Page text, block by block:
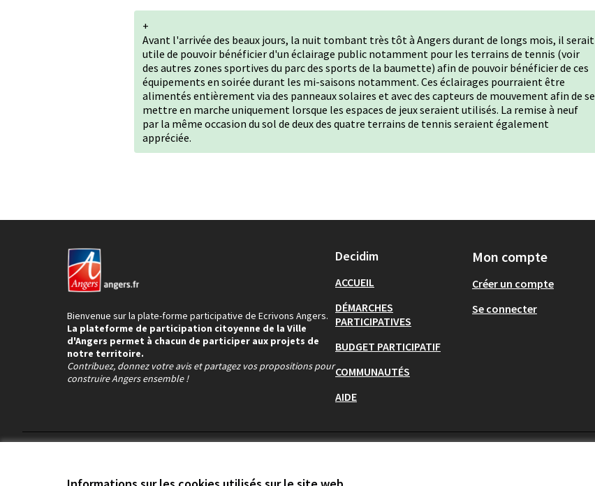
+
Avant l'arrivée des beaux jours, la nuit tombant très tôt à Angers durant de longs mois, il serait
utile de pouvoir bénéficier d'un éclairage public notamment pour les terrains de tennis (voir
des autres zones sportives du parc des sports de la baumette) afin de pouvoir bénéficier de ces
équipements en soirée durant les mi-saisons notamment. Ces éclairages pourraient être
alimentés entièrement via des panneaux solaires et avec des capteurs de mouvement afin de se
mettre en marche uniquement lorsque les espaces de jeux seraient utilisés. La remise à neuf
par la même occasion du sol de deux des quatre terrains de tennis seraient également
appréciée.
Bienvenue sur la plate-forme participative de Ecrivons Angers.
La plateforme de participation citoyenne de la Ville
d'Angers permet à chacun de participer aux projets de
notre territoire.
Contribuez, donnez votre avis et partagez vos propositions pour
construire Angers ensemble !
Decidim
ACCUEIL
DÉMARCHES
PARTICIPATIVES
BUDGET PARTICIPATIF
COMMUNAUTÉS
AIDE
Mon compte
Créer un compte
Se connecter